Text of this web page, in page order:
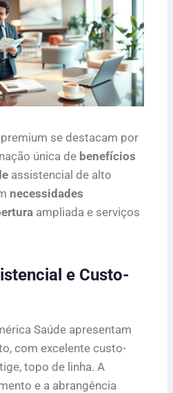
premium se destacam por
única de benefícios
assistencial de alto
necessidades
ampliada e serviços
e Custo-
Saúde apresentam
com excelente custo-
topo de linha. A
e a abrangência